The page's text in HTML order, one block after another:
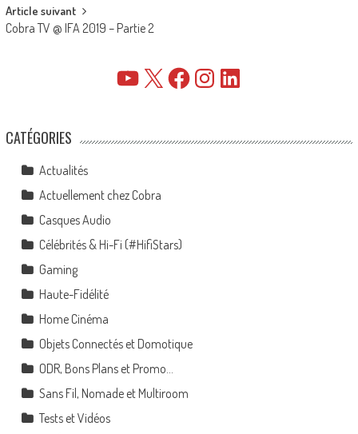
Article suivant
Cobra TV @ IFA 2019 – Partie 2
YouTube FacebookInstagramLinkedIn
CATÉGORIES
Actualités
Actuellement chez Cobra
Casques Audio
Célébrités & Hi-Fi (#HifiStars)
Gaming
Haute-Fidélité
Home Cinéma
Objets Connectés et Domotique
ODR, Bons Plans et Promo…
Sans Fil, Nomade et Multiroom
Tests et Vidéos